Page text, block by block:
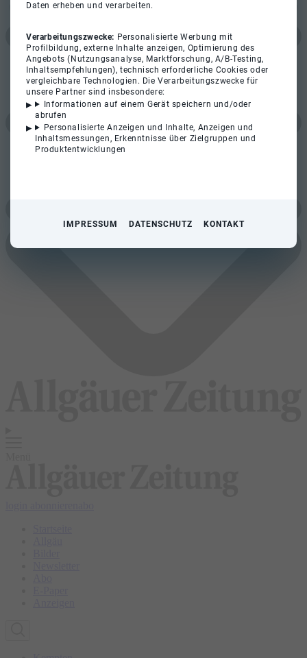
Daten erheben und verarbeiten.
Verarbeitungszwecke: Personalisierte Werbung mit
Profilbildung, externe Inhalte anzeigen, Optimierung des
Angebots (Nutzungsanalyse, Marktforschung, A/B-Testing,
Inhaltsempfehlungen), technisch erforderliche Cookies oder
vergleichbare Technologien. Die Verarbeitungszwecke für
unsere Partner sind insbesondere:
Informationen auf einem Gerät speichern und/oder
abrufen
Personalisierte Anzeigen und Inhalte, Anzeigen und
Inhaltsmessungen, Erkenntnisse über Zielgruppen und
Produktentwicklungen
IMPRESSUM DATENSCHUTZ KONTAKT